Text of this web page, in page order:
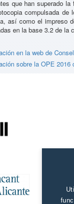
que han superado
compulsada
así como el impreso
en la base 3.2 de la
en la web de
sobre la OPE 2016